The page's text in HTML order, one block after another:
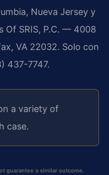
Nueva Jersey y
Of SRIS, P.C. — 4008
VA 22032. Solo con
437-7747.
a variety of
case.
guarantee a similar outcome.